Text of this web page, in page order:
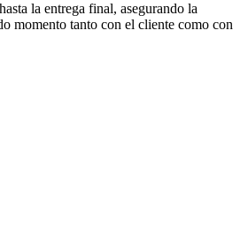
la entrega final, asegurando la
momento tanto con el cliente como con